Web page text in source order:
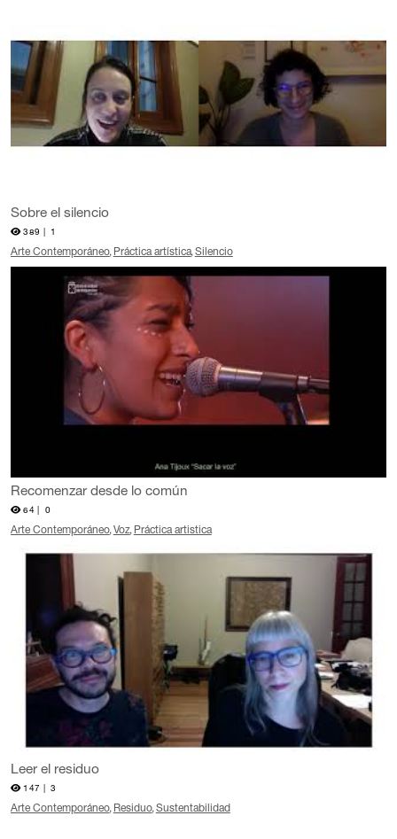
Sobre el silencio
389 | 1
Arte Contemporáneo Práctica artística Silencio
Recomenzar desde lo común
64 | 0
Arte Contemporáneo Voz Práctica artistica
Leer el residuo
147 | 3
Arte Contemporáneo Residuo Sustentabilidad